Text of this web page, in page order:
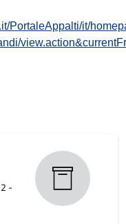
PortaleAppalti/it/
-